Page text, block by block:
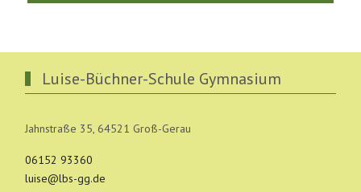
Luise-Büchner-Schule Gymnasium
Jahnstraße 35, 64521 Groß-Gerau
06152 93360
luise@lbs-gg.de